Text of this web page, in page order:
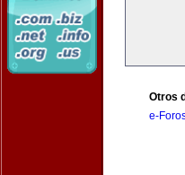
Otros
e-